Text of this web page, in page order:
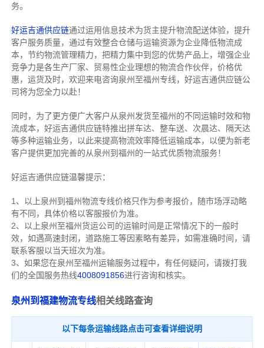
务。
好运吉通供应链通过运用信息技术为货主提升物流配送体验，提升
客户服务质量，通过有效整合仓储与运输资源为企业降低物流成
本，节约物流管理精力，把精力集中到您的优势产品上，增强企业
竞争力是各生产厂家、贸易性企业理想的物流合作伙伴，价格优
惠，运货及时，欢迎来电咨询泉州至福州专线，好运吉通供应链公
司将为您全力以赴！
同时，为了更方便广大客户从泉州发货至福州的不同运输时效和物
流成本，好运吉通供应链特推出拼车达、整车送、次晨达、隔天达
等多种运输业务，以此来提高物流效率降低运输成本，以便为新老
客户提供更加完善的从泉州到福州的一站式优质物流服务！
好运吉通供应链温馨提示：
1、以上泉州到福州物流专线价格只作为参考报价，随市场浮动略
有不同，具体价格以客服报价为准。
2、以上泉州 至福州货运公司的运输时间是正常情况下的一般时
效，如遇高速封闭，道路施工等因素略有差异，如需准确时间，请
联系客服以当天班次为准。
3、如果您在泉州 至福州运输服务过程中，有任何疑问，请拨打我
们的全国服务热线4008091856进行咨询和核实。
泉州到福建物流专线相关线路查询
以下每条运输线路点击可查看详细说明